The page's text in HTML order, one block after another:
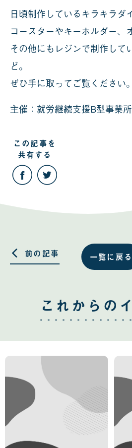
日頃制作しているキラキラダ
コースターやキーホルダー、
その他にもレジンで制作して
ど。
ぜひ手に取ってご覧ください。
主催：就労継続支援B型事業
この記事を
共有する
こ
の
記
Facebook
る
Twitter
る 一覧に戻る
前の記事
これからの